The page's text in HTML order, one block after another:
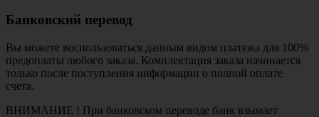
Банковский перевод
Вы можете воспользоваться данным видом платежа для 100%
предоплаты любого заказа. Комплектация заказа начинается
только после поступления информации о полной оплате
счета.
ВНИМАНИЕ ! При банковском переводе банк взымает